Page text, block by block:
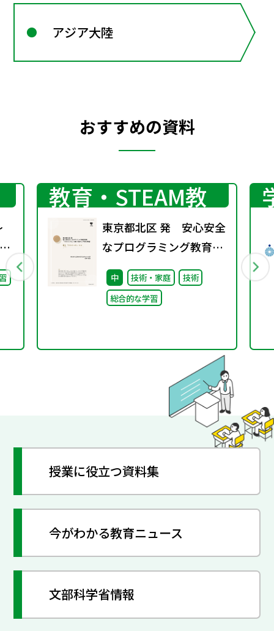
アジア大陸
おすすめの資料
教育・STEAM教
育
東京都北区 発 安心安全
なプログラミング教育環
境「きたらっち」の取り
組みと今後の展望
01「きたらっち」とは
中 技術・家庭
技術
総合的な学習
授業に役立つ資料集
今がわかる教育ニュース
文部科学省情報